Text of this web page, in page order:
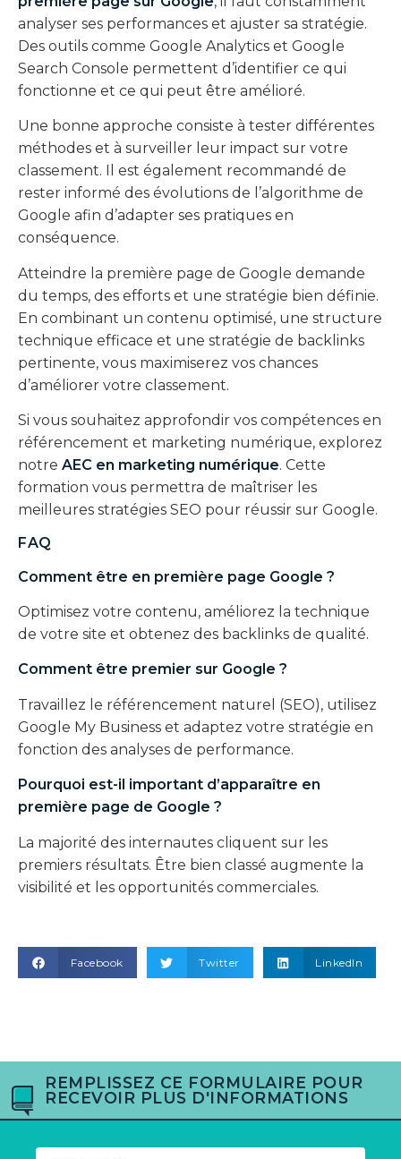
analyser ses performances et ajuster sa stratégie.
Des outils comme Google Analytics et Google
Search Console permettent d’identifier ce qui
fonctionne et ce qui peut être amélioré.
Une bonne approche consiste à tester différentes
méthodes et à surveiller leur impact sur votre
classement. Il est également recommandé de
rester informé des évolutions de l’algorithme de
Google afin d’adapter ses pratiques en
conséquence.
Atteindre la première page de Google demande
du temps, des efforts et une stratégie bien définie.
En combinant un contenu optimisé, une structure
technique efficace et une stratégie de backlinks
pertinente, vous maximiserez vos chances
d’améliorer votre classement.
Si vous souhaitez approfondir vos compétences en
référencement et marketing numérique, explorez
notre AEC en marketing numérique. Cette
formation vous permettra de maîtriser les
meilleures stratégies SEO pour réussir sur Google.
FAQ
Comment être en première page Google ?
Optimisez votre contenu, améliorez la technique
de votre site et obtenez des backlinks de qualité.
Comment être premier sur Google ?
Travaillez le référencement naturel (SEO), utilisez
Google My Business et adaptez votre stratégie en
fonction des analyses de performance.
Pourquoi est-il important d’apparaître en
première page de Google ?
La majorité des internautes cliquent sur les
premiers résultats. Être bien classé augmente la
visibilité et les opportunités commerciales.
Facebook Twitter LinkedIn
REMPLISSEZ CE FORMULAIRE POUR
RECEVOIR PLUS D'INFORMATIONS